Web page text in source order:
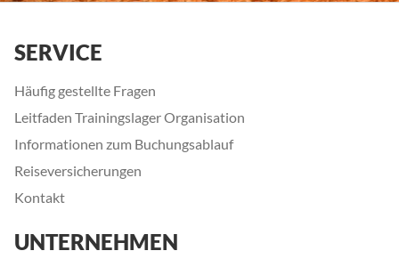
SERVICE
Häufig gestellte Fragen
Leitfaden Trainingslager Organisation
Informationen zum Buchungsablauf
Reiseversicherungen
Kontakt
UNTERNEHMEN